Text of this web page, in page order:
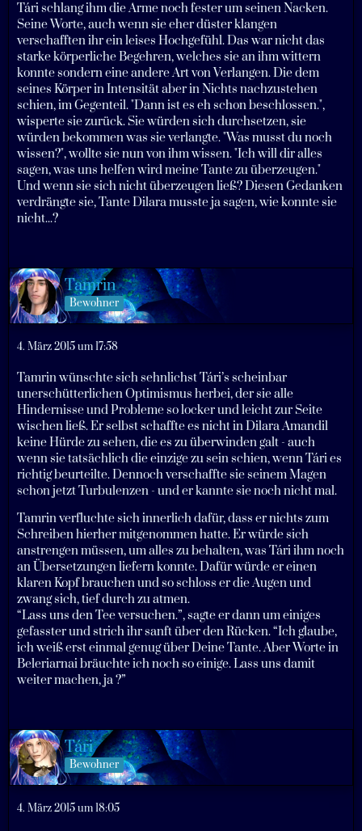
Tári schlang ihm die Arme noch fester um seinen Nacken.
Seine Worte, auch wenn sie eher düster klangen
verschafften ihr ein leises Hochgefühl. Das war nicht das
starke körperliche Begehren, welches sie an ihm wittern
konnte sondern eine andere Art von Verlangen. Die dem
seines Körper in Intensität aber in Nichts nachzustehen
schien, im Gegenteil. "Dann ist es eh schon beschlossen.",
wisperte sie zurück. Sie würden sich durchsetzen, sie
würden bekommen was sie verlangte. "Was musst du noch
wissen?", wollte sie nun von ihm wissen. "Ich will dir alles
sagen, was uns helfen wird meine Tante zu überzeugen."
Und wenn sie sich nicht überzeugen ließ? Diesen Gedanken
verdrängte sie, Tante Dilara musste ja sagen, wie konnte sie
nicht...?
Tamrin
Bewohner
4. März 2015 um 17:58
Tamrin wünschte sich sehnlichst Tári’s scheinbar
unerschütterlichen Optimismus herbei, der sie alle
Hindernisse und Probleme so locker und leicht zur Seite
wischen ließ. Er selbst schaffte es nicht in Dilara Amandil
keine Hürde zu sehen, die es zu überwinden galt - auch
wenn sie tatsächlich die einzige zu sein schien, wenn Tári es
richtig beurteilte. Dennoch verschaffte sie seinem Magen
schon jetzt Turbulenzen - und er kannte sie noch nicht mal.
Tamrin verfluchte sich innerlich dafür, dass er nichts zum
Schreiben hierher mitgenommen hatte. Er würde sich
anstrengen müssen, um alles zu behalten, was Tári ihm noch
an Übersetzungen liefern konnte. Dafür würde er einen
klaren Kopf brauchen und so schloss er die Augen und
zwang sich, tief durch zu atmen.
“Lass uns den Tee versuchen.”, sagte er dann um einiges
gefasster und strich ihr sanft über den Rücken. “Ich glaube,
ich weiß erst einmal genug über Deine Tante. Aber Worte in
Beleriarnai bräuchte ich noch so einige. Lass uns damit
weiter machen, ja ?”
Tári
Bewohner
4. März 2015 um 18:05